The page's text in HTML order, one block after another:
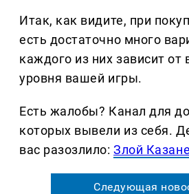
Итак, как видите, при
есть достаточно много
каждого из них зависит от
уровня вашей игры.
Есть жалобы? Канал для
которых вывели из себя.
вас разозлило:Злой
Следующая